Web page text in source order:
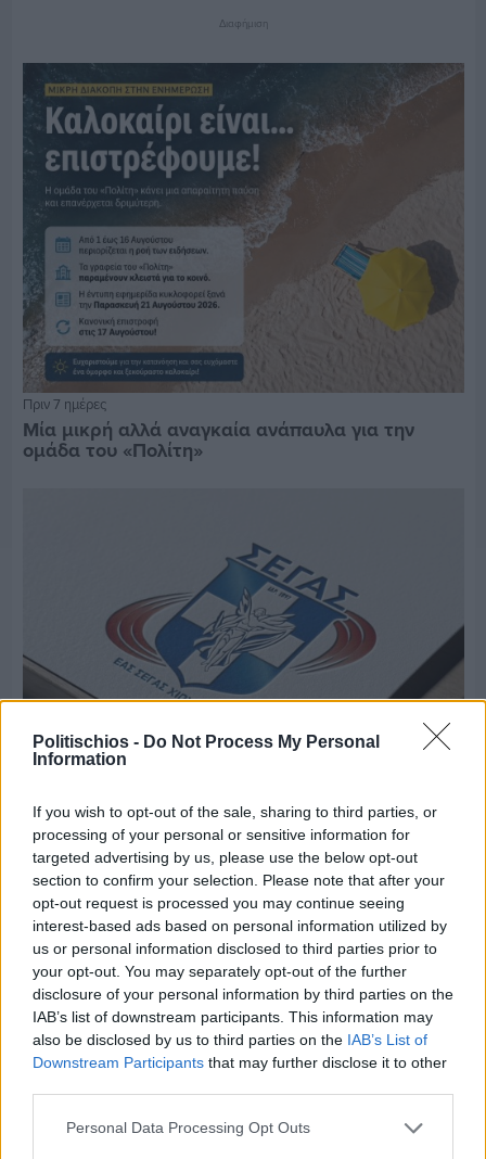
Politischios - Do Not Process My Personal
Information
If you wish to opt-out of the sale, sharing to third parties, or
processing of your personal or sensitive information for
targeted advertising by us, please use the below opt-out
section to confirm your selection. Please note that after your
opt-out request is processed you may continue seeing
interest-based ads based on personal information utilized by
us or personal information disclosed to third parties prior to
your opt-out. You may separately opt-out of the further
disclosure of your personal information by third parties on the
IAB’s list of downstream participants. This information may
also be disclosed by us to third parties on the IAB’s List of
Downstream Participants that may further disclose it to other
Personal Data Processing Opt Outs
Διαφήμιση
Πριν 7 ημέρες
Μία μικρή αλλά αναγκαία ανάπαυλα για την
ομάδα του «Πολίτη»
Πριν 7 ημέρες
Τρίτος στη σφαιροβολία στη διεθνή συνάντηση
Ελλάδας–Κύπρου Κ18 ο Δημήτρης Τέλλιος